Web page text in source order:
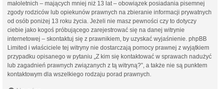
małoletnich – mających mniej niż 13 lat – obowiązek posiadania pisemnej
zgody rodziców lub opiekunów prawnych na zbieranie informacji prywatnych
od osób poniżej 13 roku życia. Jeżeli nie masz pewności czy to dotyczy
ciebie jako kogoś próbującego zarejestrować się na danej witrynie
internetowej – skontaktuj się z prawnikiem, by uzyskać wyjaśnienie. phpBB
Limited i właściciele tej witryny nie dostarczają pomocy prawnej z wyjątkiem
przypadku opisanego w pytaniu „Z kim się kontaktować w sprawach nadużyć
lub zagadnień prawnych związanych z tą witryną?”, a także nie są punktem
kontaktowym dla wszelkiego rodzaju porad prawnych.